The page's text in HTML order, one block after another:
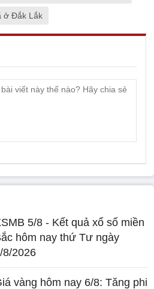
ở Đắk Lắk
5/8 - Kết quả xổ số miền
hôm nay thứ Tư ngày
8/2026
vàng hôm nay 6/8: Tăng phi